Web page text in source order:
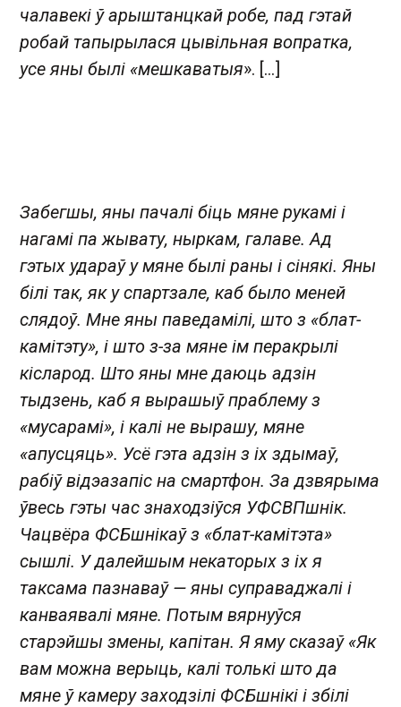
чалавекі ў арыштанцкай робе, пад гэтай
робай тапырылася цывільная вопратка,
усе яны былі «мешкаватыя». [...]
Забегшы, яны пачалі біць мяне рукамі і
нагамі па жывату, ныркам, галаве. Ад
гэтых удараў у мяне былі раны і сінякі. Яны
білі так, як у спартзале, каб было меней
слядоў. Мне яны паведамілі, што з «блат-
камітэту», і што з-за мяне ім перакрылі
кісларод. Што яны мне даюць адзін
тыдзень, каб я вырашыў праблему з
«мусарамі», і калі не вырашу, мяне
«апусцяць». Усё гэта адзін з іх здымаў,
рабіў відэазапіс на смартфон. За дзвярыма
ўвесь гэты час знаходзіўся УФСВПшнік.
Чацвёра ФСБшнікаў з «блат-камітэта»
сышлі. У далейшым некаторых з іх я
таксама пазнаваў — яны суправаджалі і
канваявалі мяне. Потым вярнуўся
старэйшы змены, капітан. Я яму сказаў «Як
вам можна верыць, калі толькі што да
мяне ў камеру заходзілі ФСБшнікі і збілі